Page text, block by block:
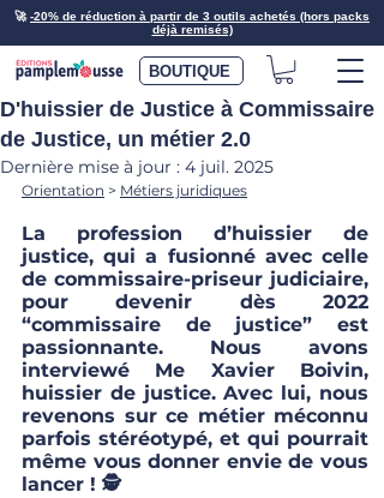
🚀-20% de réduction à partir de 3 outils achetés (hors packs
déjà remisés)
BOUTIQUE
D'huissier de Justice à Commissaire
de Justice, un métier 2.0
Dernière mise à jour : 4 juil. 2025
Orientation > Métiers juridiques
La profession d’huissier de
justice, qui a fusionné avec celle
de commissaire-priseur judiciaire,
pour devenir dès 2022
“commissaire de justice” est
passionnante. Nous avons
interviewé Me Xavier Boivin,
huissier de justice. Avec lui, nous
revenons sur ce métier méconnu
parfois stéréotypé, et qui pourrait
même vous donner envie de vous
lancer ! 🕵️‍